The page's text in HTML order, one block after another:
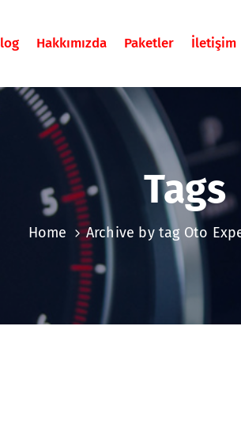
Hakkımızda Paketler İletişim
Tags
Home Archive by tag Oto